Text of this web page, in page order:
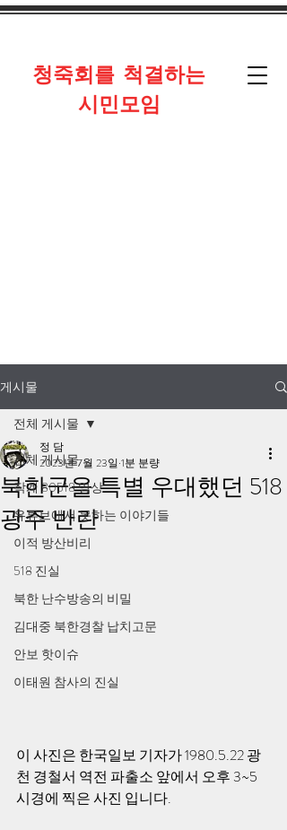
​청죽회를 척결하는
시민모임
게시물
전체 게시물
작계 80518 영상
유튜브에서 못하는 이야기들
이적 방산비리
518 진실
북한 난수방송의 비밀
김대중 북한경찰 납치고문
안보 핫이슈
이태원 참사의 진실
전체 게시물
북한군을 특별 우대했던 518
광주 반란
정 담
2023년 7월 23일 1분 분량
이 사진은 한국일보 기자가 1980.5.22 광
천 경철서 역전 파출소 앞에서 오후 3~5
시경에 찍은 사진 입니다.